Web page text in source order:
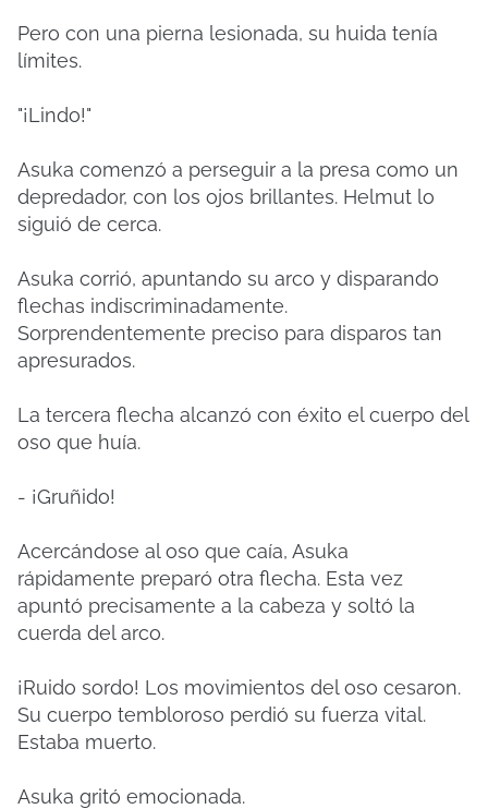
Pero con una pierna lesionada, su huida tenía
límites.
"¡Lindo!"
Asuka comenzó a perseguir a la presa como un
depredador, con los ojos brillantes. Helmut lo
siguió de cerca.
Asuka corrió, apuntando su arco y disparando
flechas indiscriminadamente.
Sorprendentemente preciso para disparos tan
apresurados.
La tercera flecha alcanzó con éxito el cuerpo del
oso que huía.
- ¡Gruñido!
Acercándose al oso que caía, Asuka
rápidamente preparó otra flecha. Esta vez
apuntó precisamente a la cabeza y soltó la
cuerda del arco.
¡Ruido sordo! Los movimientos del oso cesaron.
Su cuerpo tembloroso perdió su fuerza vital.
Estaba muerto.
Asuka gritó emocionada.